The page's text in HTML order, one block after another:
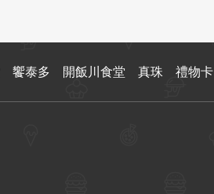
饗泰多 開飯川食堂 真珠 禮物卡